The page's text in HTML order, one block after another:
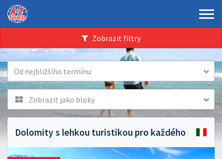
Zobrazit filtry
Od nejbližšího termínu
Zobrazit jako bloky
Dolomity s lehkou turistikou pro každého